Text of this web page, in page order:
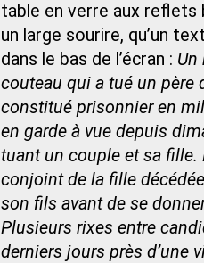
table en verre aux reflets
un large sourire, qu’un
dans le bas de l’écran : Un
couteau qui a tué un père
constitué prisonnier en
en garde à vue depuis
tuant un couple et sa fille.
conjoint de la fille
son fils avant de se
Plusieurs rixes entre
derniers jours près d’une